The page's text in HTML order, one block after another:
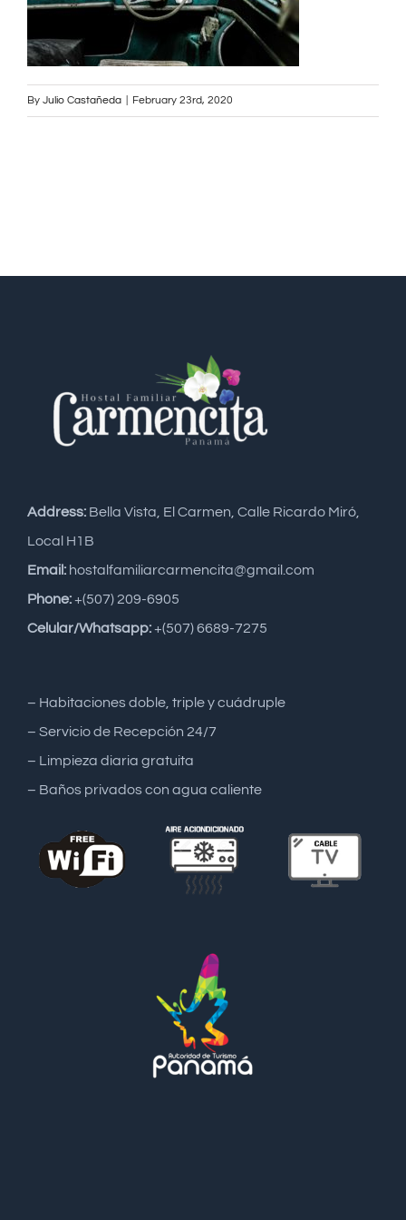
By Julio Castañeda February 23rd, 2020
Address: Bella Vista, El Carmen, Calle Ricardo Miró,
Local H1B
Email: hostalfamiliarcarmencita@gmail.com
Phone:+(507) 209-6905
Celular/Whatsapp:+(507) 6689-7275
– Habitaciones doble, triple y cuádruple
– Servicio de Recepción 24/7
– Limpieza diaria gratuita
– Baños privados con agua caliente